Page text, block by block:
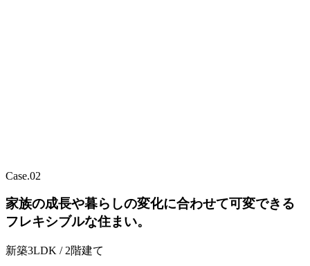
Case.02
家族の成長や暮らしの変化に合わせて可変できる
フレキシブルな住まい。
新築3LDK / 2階建て